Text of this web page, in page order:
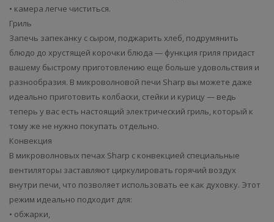
• камера легче чиститься.
Гриль
Запечь запеканку с сыром, поджарить хлеб, подрумянить
блюдо до хрустящей корочки блюда — функция гриля придаст
вашему быстрому приготовлению еще больше удовольствия и
разнообразия. В микроволновой печи Sharp вы можете даже
идеально приготовить колбаски, стейки и курицу — ведь
теперь у вас есть настоящий электрический гриль, который к
тому же не нужно покупать отдельно.
Конвекция
В микроволновых печах Sharp с конвекцией специальные
вентиляторы заставляют циркулировать горячий воздух
внутри печи, что позволяет использовать ее как духовку. Этот
режим идеально подходит для:
• обжарки,